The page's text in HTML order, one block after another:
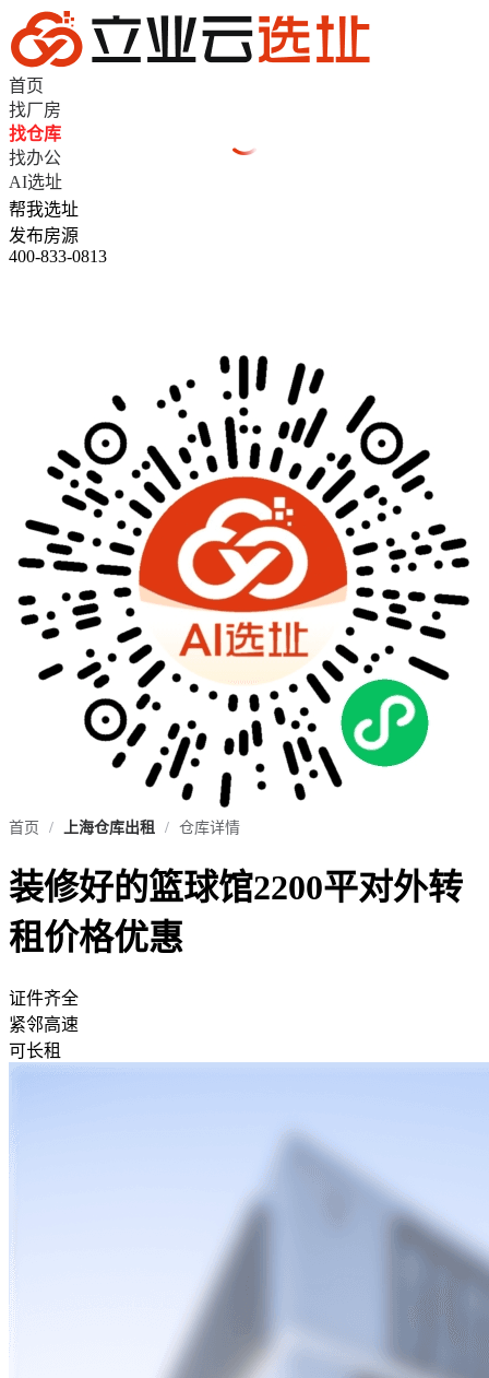
首页
找厂房
找仓库
找办公
AI选址
帮我选址
发布房源
400-833-0813
首页 / 上海仓库出租 / 仓库详情
装修好的篮球馆2200平对外转
租价格优惠
证件齐全
紧邻高速
可长租